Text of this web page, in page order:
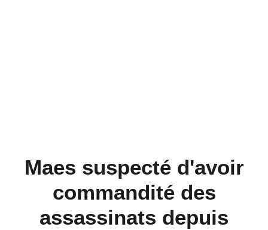
Maes suspecté d'avoir
commandité des
assassinats depuis